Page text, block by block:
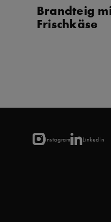
Brandteig
Frischkäse
Instagram LinkedIn